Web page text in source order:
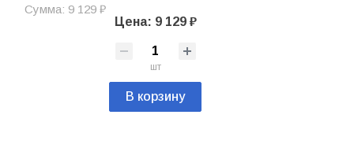
Сумма: 9 129 ₽
Цена: 9 129 ₽
шт
В корзину